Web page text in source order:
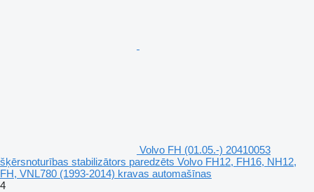
Volvo FH (01.05.-) 20410053
šķērsnoturības stabilizātors paredzēts Volvo FH12, FH16, NH12,
FH, VNL780 (1993-2014) kravas automašīnas
4